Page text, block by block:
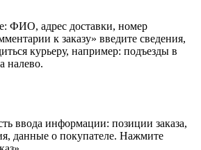
ФИО, адрес доставки, номер
к заказу» введите сведения,
курьеру, например: подъезды в
налево.
ввода информации: позиции заказа,
данные о покупателе. Нажмите